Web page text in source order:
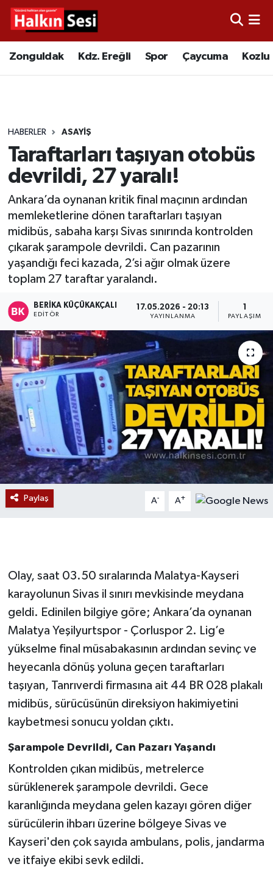
Zonguldak Kdz. Ereğli Spor Çaycuma Kozlu
HABERLER ASAYIŞ
Taraftarları taşıyan otobüs
devrildi, 27 yaralı!
Ankara’da oynanan kritik final maçının ardından
memleketlerine dönen taraftarları taşıyan
midibüs, sabaha karşı Sivas sınırında kontrolden
çıkarak şarampole devrildi. Can pazarının
yaşandığı feci kazada, 2’si ağır olmak üzere
toplam 27 taraftar yaralandı.
BERIKA KÜÇÜKAKÇALI
EDITÖR
17.05.2026 - 20:13
YAYINLANMA
1
PAYLAŞIM
Paylaş A- A+
Olay, saat 03.50 sıralarında Malatya-Kayseri
karayolunun Sivas il sınırı mevkisinde meydana
geldi. Edinilen bilgiye göre; Ankara’da oynanan
Malatya Yeşilyurtspor - Çorluspor 2. Lig’e
yükselme final müsabakasının ardından sevinç ve
heyecanla dönüş yoluna geçen taraftarları
taşıyan, Tanrıverdi firmasına ait 44 BR 028 plakalı
midibüs, sürücüsünün direksiyon hakimiyetini
kaybetmesi sonucu yoldan çıktı.
Şarampole Devrildi, Can Pazarı Yaşandı
Kontrolden çıkan midibüs, metrelerce
sürüklenerek şarampole devrildi. Gece
karanlığında meydana gelen kazayı gören diğer
sürücülerin ihbarı üzerine bölgeye Sivas ve
Kayseri'den çok sayıda ambulans, polis, jandarma
ve itfaiye ekibi sevk edildi.
Video
Çaycuma
Alaplı
Asayiş
Bartın
Karabük
ÇEVRE
BİLİM VE TEKNOLOJİ
DUNYA
Düzce
Eğitim
Gökçebey
GÜNDEM
İş ilanı
Kilimli
Kültür - Sanat
Resmi İlan
Röportaj
Sağlık
Merkez Hava Durumu
Süper Lig Puan Durumu ve Fikstür
Tüm Manşetler
Son Dakika Haberleri
Haber Arşivi